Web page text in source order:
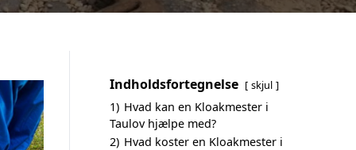
Indholdsfortegnelse skjul
1) Hvad kan en Kloakmester i
Taulov hjælpe med?
2) Hvad koster en Kloakmester i